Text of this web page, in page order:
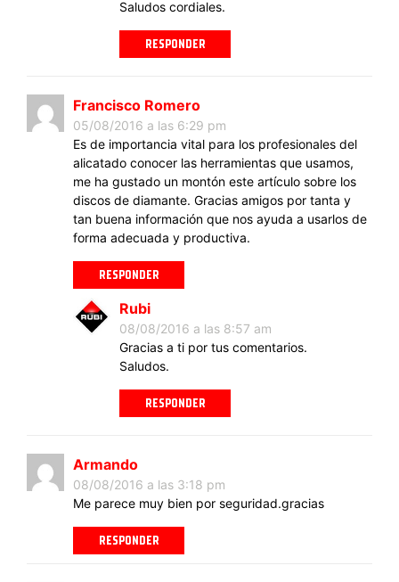
Saludos cordiales.
RESPONDER
Francisco Romero
05/08/2016 a las 6:29 pm
Es de importancia vital para los profesionales del
alicatado conocer las herramientas que usamos,
me ha gustado un montón este artículo sobre los
discos de diamante. Gracias amigos por tanta y
tan buena información que nos ayuda a usarlos de
forma adecuada y productiva.
RESPONDER
Rubi
08/08/2016 a las 8:57 am
Gracias a ti por tus comentarios.
Saludos.
RESPONDER
Armando
08/08/2016 a las 3:18 pm
Me parece muy bien por seguridad.gracias
RESPONDER